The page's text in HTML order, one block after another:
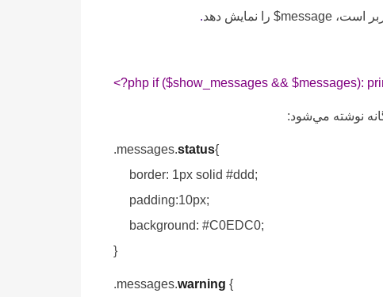
است، $message‌ را نمايش دهد.
<?php if ($show_messages && $messages):
.messages.status{
border: 1px solid #ddd;
padding:10px;
background: #C0EDC0;
}
.messages.warning {